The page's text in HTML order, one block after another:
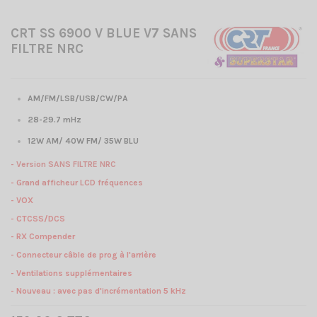
CRT SS 6900 V BLUE V7 SANS
FILTRE NRC
AM/FM/LSB/USB/CW/PA
28-29.7 mHz
12W AM/ 40W FM/ 35W BLU
- Version SANS FILTRE NRC
- Grand afficheur LCD fréquences
- VOX
- CTCSS/DCS
- RX Compender
- Connecteur câble de prog à l'arrière
- Ventilations supplémentaires
- Nouveau : avec pas d'incrémentation 5 kHz